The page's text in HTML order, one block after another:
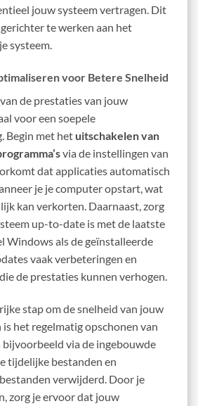
jouw systeem vertragen. Dit
te werken aan het
systeem.
voor Betere Snelheid
de prestaties van jouw
voor een soepele
Begin met het uitschakelen van
via de instellingen van
dat applicaties automatisch
je je computer opstart, wat
kan verkorten. Daarnaast, zorg
up-to-date is met de laatste
Windows als de geïnstalleerde
vaak verbeteringen en
de prestaties kunnen verhogen.
stap om de snelheid van jouw
het regelmatig opschonen van
via de ingebouwde
tijdelijke bestanden en
verwijderd. Door je
zorg je ervoor dat jouw